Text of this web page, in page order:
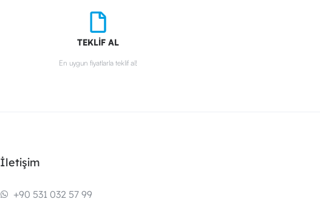
TEKLİF AL
En uygun fiyatlarla teklif al!
İletişim
+90 531 032 57 99